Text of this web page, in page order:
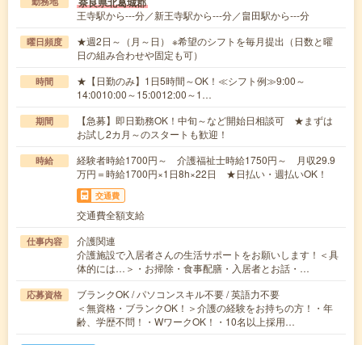
王寺駅から---分／新王寺駅から---分／畠田駅から---分
曜日頻度
★週2日～（月～日） ※希望のシフトを毎月提出（日数と曜
日の組み合わせや固定も可）
時間
★【日勤のみ】1日5時間～OK！≪シフト例≫9:00～
14:0010:00～15:0012:00～1…
期間
【急募】即日勤務OK！中旬～など開始日相談可 ★まずは
お試し2カ月～のスタートも歓迎！
時給
経験者時給1700円～ 介護福祉士時給1750円～ 月収29.9
万円＝時給1700円×1日8h×22日 ★日払い・週払いOK！
交通費
交通費全額支給
仕事内容
介護関連
介護施設で入居者さんの生活サポートをお願いします！＜具
体的には…＞・お掃除・食事配膳・入居者とお話・…
応募資格
ブランクOK / パソコンスキル不要 / 英語力不要
＜無資格・ブランクOK！＞介護の経験をお持ちの方！・年
齢、学歴不問！・WワークOK！・10名以上採用…